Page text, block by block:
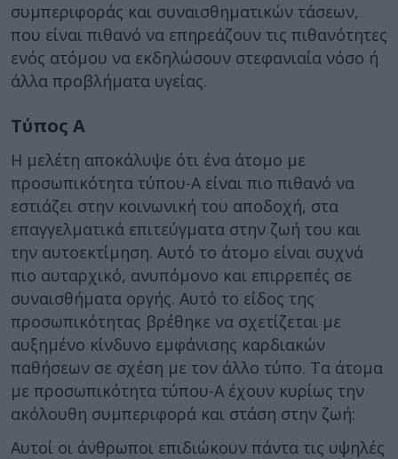
συμπεριφοράς και συναισθηματικών τάσεων,
που είναι πιθανό να επηρεάζουν τις πιθανότητες
ενός ατόμου να εκδηλώσουν στεφανιαία νόσο ή
άλλα προβλήματα υγείας.
Τύπος Α
Η μελέτη αποκάλυψε ότι ένα άτομο με
προσωπικότητα τύπου-Α είναι πιο πιθανό να
εστιάζει στην κοινωνική του αποδοχή, στα
επαγγελματικά επιτεύγματα στην ζωή του και
την αυτοεκτίμηση. Αυτό το άτομο είναι συχνά
πιο αυταρχικό, ανυπόμονο και επιρρεπές σε
συναισθήματα οργής. Αυτό το είδος της
προσωπικότητας βρέθηκε να σχετίζεται με
αυξημένο κίνδυνο εμφάνισης καρδιακών
παθήσεων σε σχέση με τον άλλο τύπο. Τα άτομα
με προσωπικότητα τύπου-Α έχουν κυρίως την
ακόλουθη συμπεριφορά και στάση στην ζωή:
Αυτοί οι άνθρωποι επιδιώκουν πάντα τις υψηλές